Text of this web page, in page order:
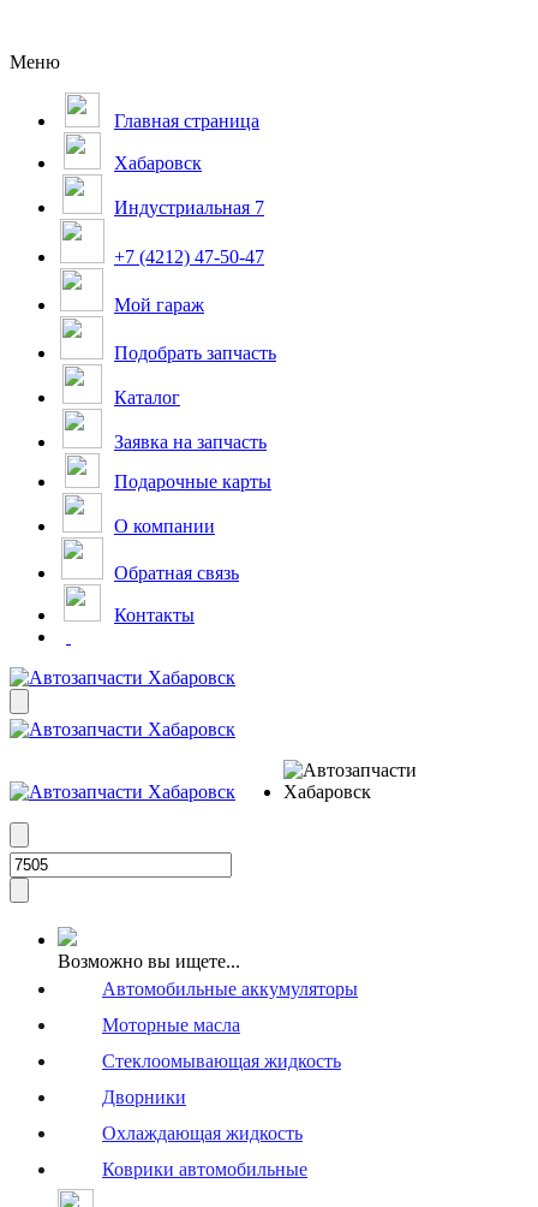
Меню
Главная страница
Хабаровск
Индустриальная 7
+7 (4212) 47-50-47
Мой гараж
Подобрать запчасть
Каталог
Заявка на запчасть
Подарочные карты
О компании
Обратная связь
Контакты
Возможно вы ищете...
Автомобильные аккумуляторы
Моторные масла
Стеклоомывающая жидкость
Дворники
Охлаждающая жидкость
Коврики автомобильные